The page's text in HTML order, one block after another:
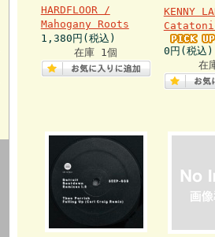
HARDFLOOR /
Mahogany Roots
1,380円(税込)
在庫 1個
KENNY
0円(税込)
在